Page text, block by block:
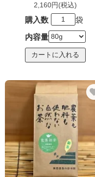
2,160円(税込)
購入数 袋
内容量